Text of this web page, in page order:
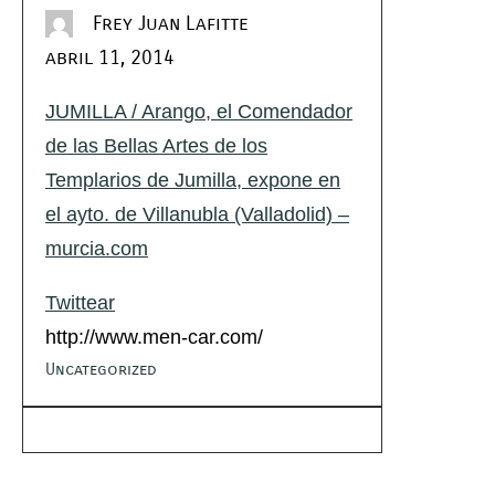
Frey Juan Lafitte
abril 11, 2014
JUMILLA / Arango, el Comendador
de las Bellas Artes de los
Templarios de Jumilla, expone en
el ayto. de Villanubla (Valladolid) –
murcia.com
Twittear
http://www.men-car.com/
Uncategorized